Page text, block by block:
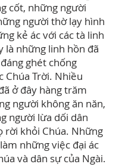
cốt, những người
người thờ lạy hình
kẻ ác với các tà linh
là những linh hồn đã
ghét chống
Chúa Trời. Nhiều
ở đây hàng trăm
người không ăn năn,
người lừa dối dân
rời khỏi Chúa. Những
những việc đại ác
và dân sự của Ngài.